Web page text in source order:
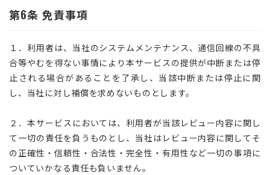
第6条 免責事項
１．利用者は、当社のシステムメンテナンス、通信回線の不具
合等やむを得ない事情により本サービスの提供が中断または停
止される場合があることを了承し、当該中断または停止に関
し、当社に対し補償を求めないものとします。
２．本サービスにおいては、利用者が当該レビュー内容に関し
て一切の責任を負うものとし、当社はレビュー内容に関してそ
の正確性・信頼性・合法性・完全性・有用性など一切の事項に
ついていかなる責任も負いません。